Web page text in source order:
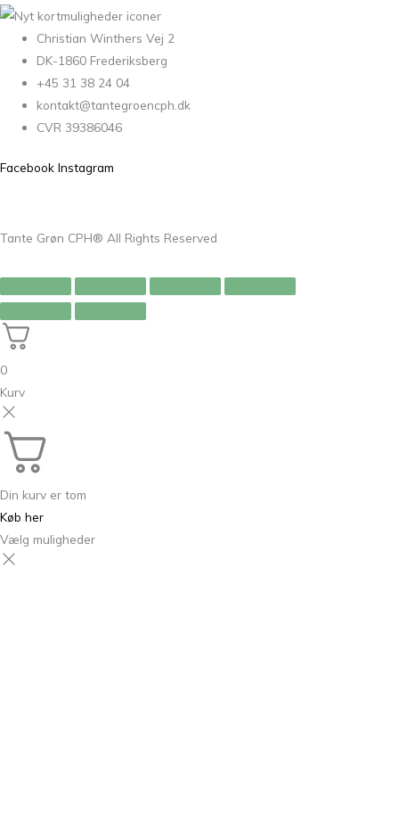
Christian Winthers Vej 2
DK-1860 Frederiksberg
+45 31 38 24 04
kontakt@tantegroencph.dk
CVR 39386046
Facebook Instagram
Tante Grøn CPH® All Rights Reserved
0
Kurv
Din kurv er tom
Køb her
Vælg muligheder